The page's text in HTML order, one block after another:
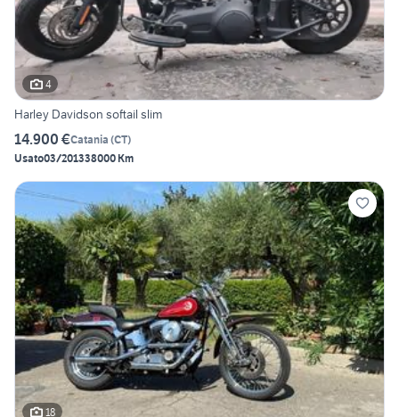
4
Harley Davidson softail slim
14.900 €Catania (CT)
Usato03/201338000 Km
18